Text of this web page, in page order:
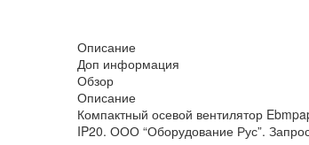
Описание
Доп информация
Обзор
Описание
Компактный осевой вентилятор
IP20. ООО “Оборудование Рус”.